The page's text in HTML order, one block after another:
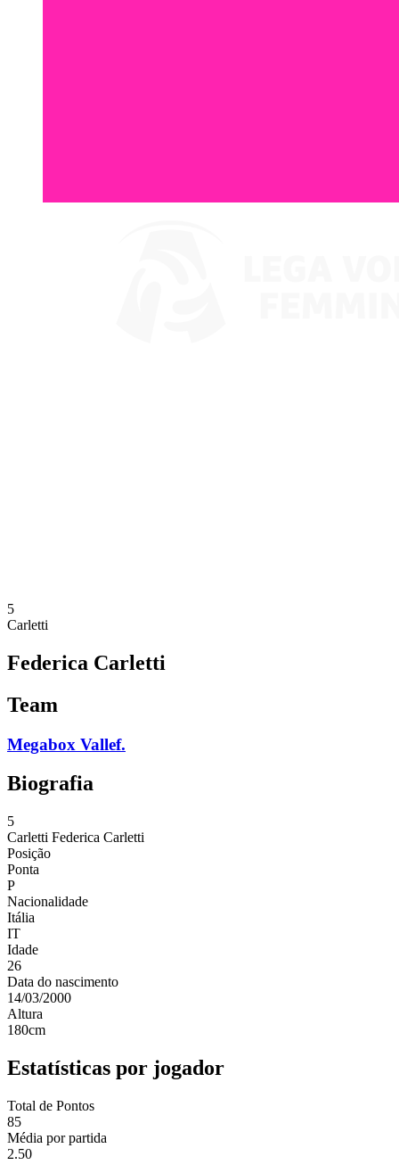
5
Carletti
Federica Carletti
Team
Megabox Vallef.
Biografia
5
Carletti Federica Carletti
Posição
Ponta
P
Nacionalidade
Itália
IT
Idade
26
Data do nascimento
14/03/2000
Altura
180cm
Estatísticas por jogador
Total de Pontos
85
Média por partida
2.50